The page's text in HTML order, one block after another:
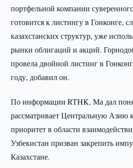
портфельной компании
готовится к листингу в Гонконге,
казахстанских структур, уже
рынки облигаций и акций.
провела двойной листинг в
году, добавил он.
По информации RTHK, Ма дал
рассматривает Центральную Азию
приоритет в области
Узбекистан призван закрепить
Казахстане.